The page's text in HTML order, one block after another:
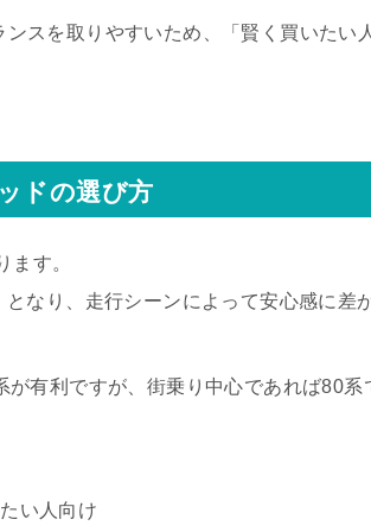
スを取りやすいため、「賢く買いたい
ドの選び方
ます。
なり、走行シーンによって安心感に差
有利ですが、街乗り中心であれば80
い人向け